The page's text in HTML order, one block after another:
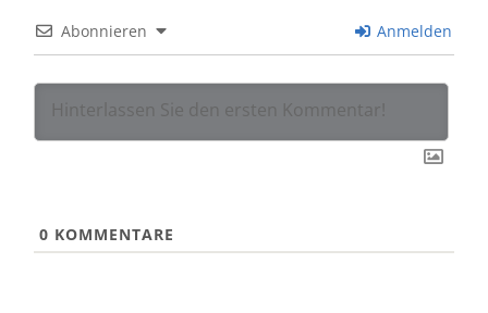
Abonnieren Anmelden
0 KOMMENTARE